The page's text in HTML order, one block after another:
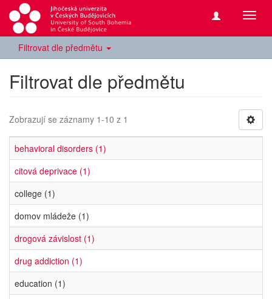
Filtrovat dle předmětu
Filtrovat dle předmětu
Zobrazují se záznamy 1-10 z 1
behavioral disorders (1)
citová deprivace (1)
college (1)
domov mládeže (1)
drogová závislost (1)
drug addiction (1)
education (1)